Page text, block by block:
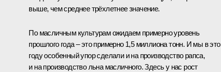
выше, чем среднее трёхлетнее значение.
По масличным культурам ожидаем примерно уровень
прошлого года – это примерно 1,5 миллиона тонн. И мы в
году особенный упор сделали и на производство рапса,
и на производство льна масличного. Здесь у нас рост